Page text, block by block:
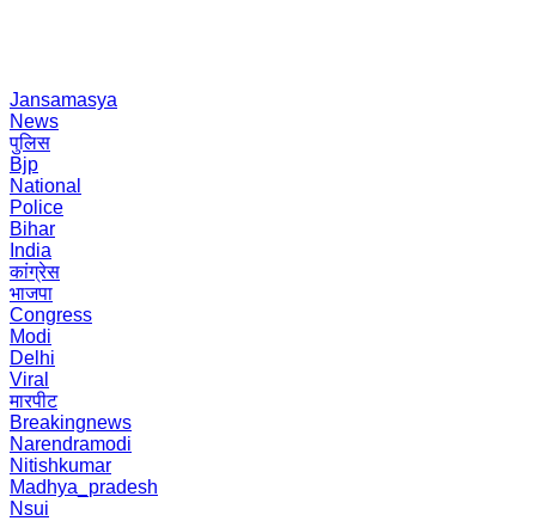
Jansamasya
News
पुलिस
Bjp
National
Police
Bihar
India
कांग्रेस
भाजपा
Congress
Modi
Delhi
Viral
मारपीट
Breakingnews
Narendramodi
Nitishkumar
Madhya_pradesh
Nsui